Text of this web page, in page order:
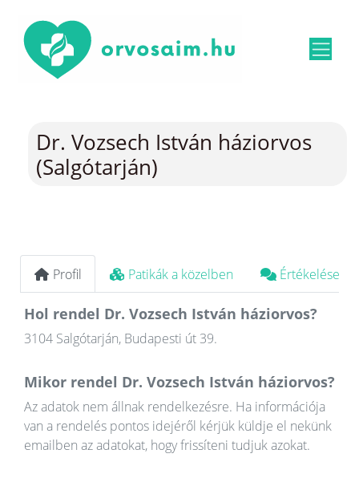
Dr. Vozsech István háziorvos
(Salgótarján)
Profil Patikák a közelben Értékelések
Hol rendel Dr. Vozsech István háziorvos?
3104 Salgótarján, Budapesti út 39.
Mikor rendel Dr. Vozsech István háziorvos?
Az adatok nem állnak rendelkezésre. Ha információja
van a rendelés pontos idejéről kérjük küldje el nekünk
emailben az adatokat, hogy frissíteni tudjuk azokat.